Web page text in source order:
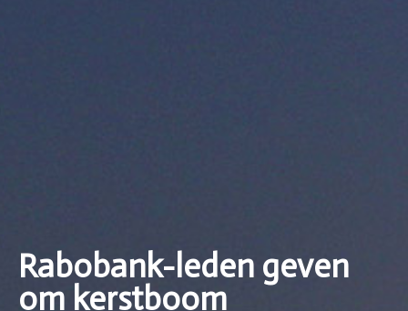
Rabobank-leden geven
om kerstboom